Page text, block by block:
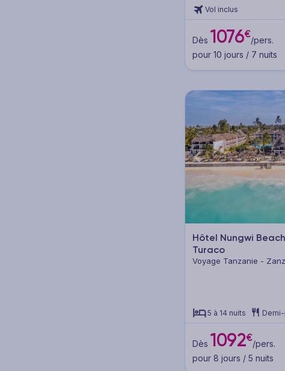
Vol inclus
Dès 1076€/pers.
pour 10 jours / 7 nuits
Hôtel Nungwi
Turaco
Voyage Tanzanie -
5 à 14 nuits
Dès 1092€/pers.
pour 8 jours / 5 nuits